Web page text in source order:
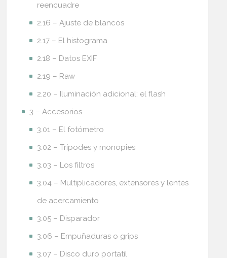
reencuadre
2.16 – Ajuste de blancos
2.17 – El histograma
2.18 – Datos EXIF
2.19 – Raw
2.20 – Iluminación adicional: el flash
3 – Accesorios
3.01 – El fotómetro
3.02 – Trípodes y monopies
3.03 – Los filtros
3.04 – Multiplicadores, extensores y lentes
de acercamiento
3.05 – Disparador
3.06 – Empuñaduras o grips
3.07 – Disco duro portatil